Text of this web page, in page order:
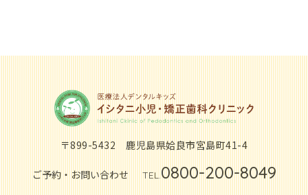
〒899-5432 鹿児島県姶良市宮島町41-4
ご予約・お問い合わせ TEL.0800-200-8049